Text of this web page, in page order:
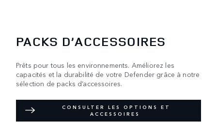
PACKS D’ACCESSOIRES
Prêts pour tous les environnements. Améliorez les
capacités et la durabilité de votre Defender grâce à notre
sélection de packs d’accessoires.
CONSULTER LES OPTIONS ET
ACCESSOIRES